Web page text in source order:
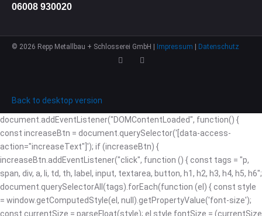
06008 930020
© 2026 Repp Metallbau + Schlosserei GmbH | Impressum Datenschutz
Back to desktop version
document.addEventListener("DOMContentLoaded", function() {
const increaseBtn = document.querySelector('[data-access-
action="increaseText"]'); if (increaseBtn) {
increaseBtn.addEventListener("click", function () { const tags = "p,
span, div, a, li, td, th, label, input, textarea, button, h1, h2, h3, h4, h5, h6";
document.querySelectorAll(tags).forEach(function (el) { const style
= window.getComputedStyle(el, null).getPropertyValue('font-size');
const currentSize = parseFloat(style); el.style.fontSize = (currentSize